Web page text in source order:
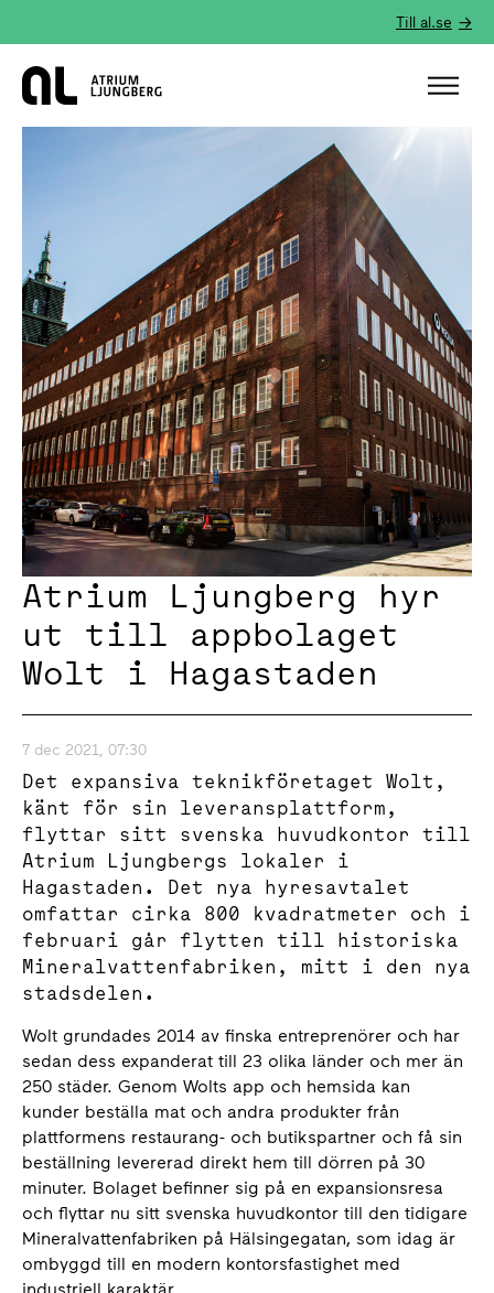
Till al.se
Hem
Atrium Ljungberg hyr
ut till appbolaget
Wolt i Hagastaden
7 dec 2021, 07:30
Det expansiva teknikföretaget Wolt,
känt för sin leveransplattform,
flyttar sitt svenska huvudkontor till
Atrium Ljungbergs lokaler i
Hagastaden. Det nya hyresavtalet
omfattar cirka 800 kvadratmeter och i
februari går flytten till historiska
Mineralvattenfabriken, mitt i den nya
stadsdelen.
Wolt grundades 2014 av finska entreprenörer och har
sedan dess expanderat till 23 olika länder och mer än
250 städer. Genom Wolts app och hemsida kan
kunder beställa mat och andra produkter från
plattformens restaurang- och butikspartner och få sin
beställning levererad direkt hem till dörren på 30
minuter. Bolaget befinner sig på en expansionsresa
och flyttar nu sitt svenska huvudkontor till den tidigare
Mineralvattenfabriken på Hälsingegatan, som idag är
ombyggd till en modern kontorsfastighet med